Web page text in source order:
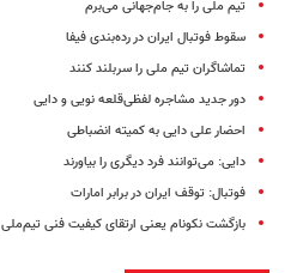
تیم ملی را به جام‌جهانی می‌برم
سقوط فوتبال ایران در رده‌بندی فیفا
تماشاگران تیم ملی را سربلند کنند
دور جدید مشاجره لفظی‌قلعه نویی و دایی
احضار علی دایی به کمیته‌ انضباطی
‌دایی:‌ می‌توانند فرد دیگری را بیاورند
فوتبال: توقف ایران در برابر امارات
بازگشت نکونام یعنی ارتقای کیفیت فنی تیم‌ملی